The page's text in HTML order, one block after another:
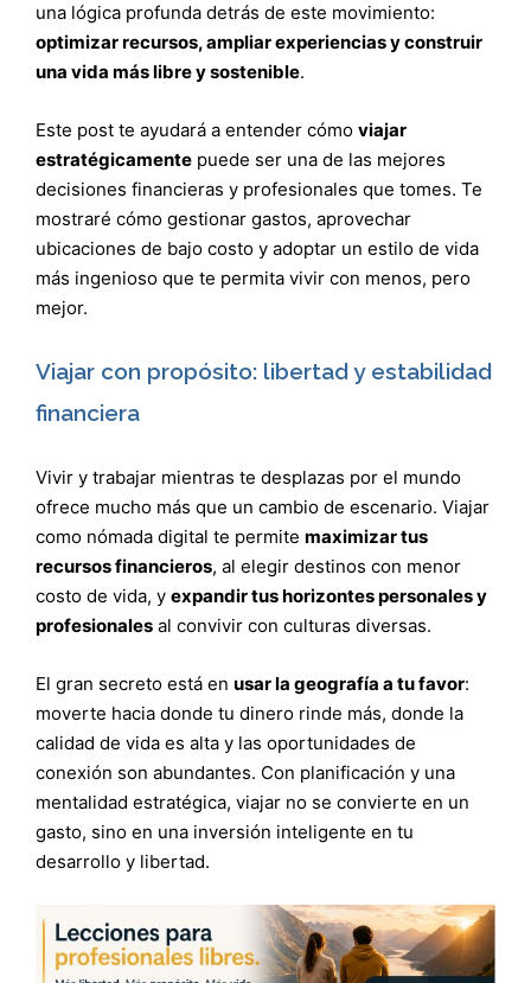
una lógica profunda detrás de este movimiento:
optimizar recursos, ampliar experiencias y construir
una vida más libre y sostenible.
Este post te ayudará a entender cómo viajar
estratégicamente puede ser una de las mejores
decisiones financieras y profesionales que tomes. Te
mostraré cómo gestionar gastos, aprovechar
ubicaciones de bajo costo y adoptar un estilo de vida
más ingenioso que te permita vivir con menos, pero
mejor.
Viajar con propósito: libertad y estabilidad
financiera
Vivir y trabajar mientras te desplazas por el mundo
ofrece mucho más que un cambio de escenario. Viajar
como nómada digital te permite maximizar tus
recursos financieros, al elegir destinos con menor
costo de vida, y expandir tus horizontes personales y
profesionales al convivir con culturas diversas.
El gran secreto está en usar la geografía a tu favor:
moverte hacia donde tu dinero rinde más, donde la
calidad de vida es alta y las oportunidades de
conexión son abundantes. Con planificación y una
mentalidad estratégica, viajar no se convierte en un
gasto, sino en una inversión inteligente en tu
desarrollo y libertad.